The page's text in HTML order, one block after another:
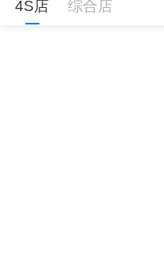
4S店 综合店